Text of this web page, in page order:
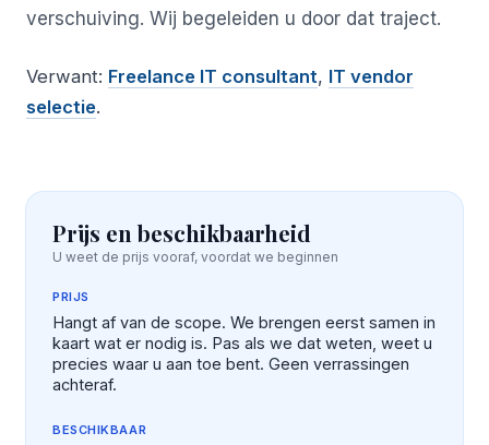
verschuiving. Wij begeleiden u door dat traject.
Verwant: Freelance IT consultant, IT vendor
selectie.
Prijs en beschikbaarheid
U weet de prijs vooraf, voordat we beginnen
PRIJS
Hangt af van de scope. We brengen eerst samen in
kaart wat er nodig is. Pas als we dat weten, weet u
precies waar u aan toe bent. Geen verrassingen
achteraf.
BESCHIKBAAR